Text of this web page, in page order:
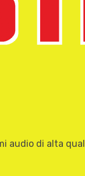
audio di alta